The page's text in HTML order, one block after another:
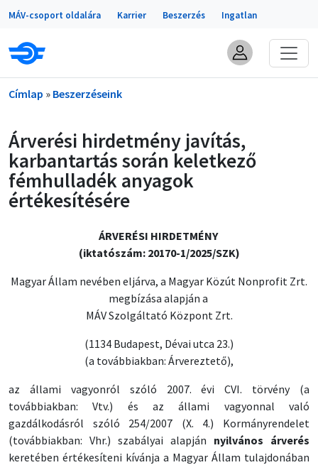
Ugrás a tartalomra
Portálok
MÁV-csoport oldalára Karrier Beszerzés Ingatlan
Morzsa
Címlap Beszerzéseink
Árverési hirdetmény javítás,
karbantartás során keletkező
fémhulladék anyagok
értékesítésére
ÁRVERÉSI HIRDETMÉNY
(iktatószám: 20170-1/2025/SZK)
Magyar Állam nevében eljárva, a Magyar Közút Nonprofit Zrt.
megbízása alapján a
MÁV Szolgáltató Központ Zrt.
(1134 Budapest, Dévai utca 23.)
(a továbbiakban: Árvereztető),
az állami vagyonról szóló 2007. évi CVI. törvény (a
továbbiakban: Vtv.) és az állami vagyonnal való
gazdálkodásról szóló 254/2007 (X. 4.) Kormányrendelet
(továbbiakban: Vhr.) szabályai alapján nyilvános árverés
keretében értékesíteni kívánja a Magyar Állam tulajdonában